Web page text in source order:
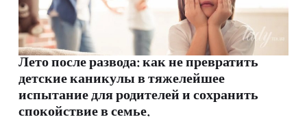
Лето после развода: как не превратить
детские каникулы в тяжелейшее
испытание для родителей и сохранить
спокойствие в семье.